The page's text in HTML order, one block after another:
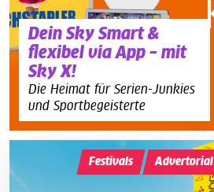
Dein Sky Smart &
flexibel via App – mit
Sky X!
Die Heimat für Serien-Junkies
und Sportbegeisterte
Festivals Advertorial